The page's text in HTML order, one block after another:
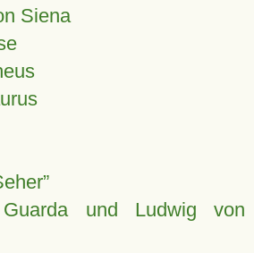
Siena
und Ludwig von